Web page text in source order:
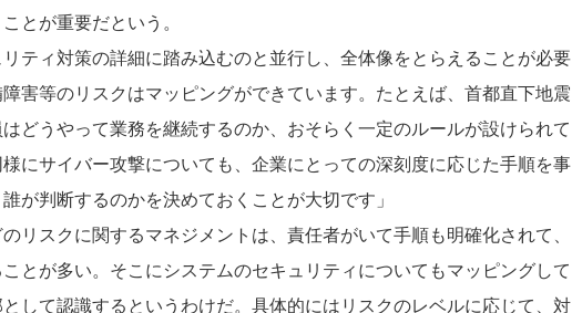
とが重要だという。
ティ対策の詳細に踏み込むのと並行し、全体像をとらえることが必要
害等のリスクはマッピングができています。たとえば、首都直下地震
どうやって業務を継続するのか、おそらく一定のルールが設けられて
にサイバー攻撃についても、企業にとっての深刻度に応じた手順を事
が判断するのかを決めておくことが大切です」
リスクに関するマネジメントは、責任者がいて手順も明確化されて、
とが多い。そこにシステムのセキュリティについてもマッピングして
して認識するというわけだ。具体的にはリスクのレベルに応じて、対